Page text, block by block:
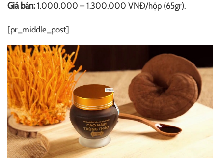
Giá bán:1.000.000 – 1.300.000 VNĐ/hộp (65gr).
[pr_middle_post]